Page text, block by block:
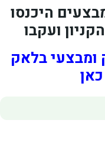
היכנסו
ועקבו
ומבצעי בלאק